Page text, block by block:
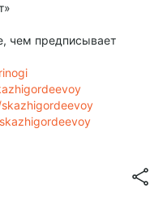
чем предписывает